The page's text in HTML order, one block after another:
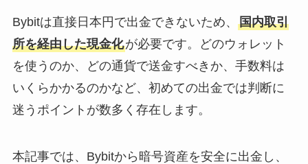
Bybitは直接日本円で出金できないため、 国内取引
所を経由した現金化が必要です。どのウォレット
を使うのか、どの通貨で送金すべきか、手数料は
いくらかかるのかなど、初めての出金では判断に
迷うポイントが数多く存在します。
本記事では、Bybitから暗号資産を安全に出金し、